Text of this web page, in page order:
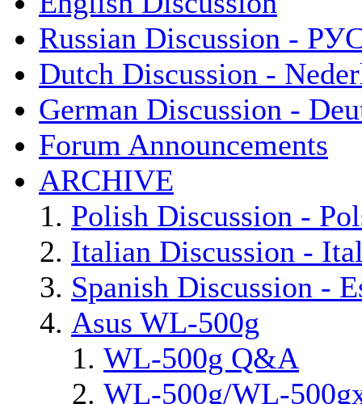
Russian Discussion -
Dutch Discussion -
German Discussion -
Forum Announcements
ARCHIVE
Polish Discussion -
Italian Discussion -
Spanish Discussion -
Asus WL-500g
WL-500g Q&A
WL-500g/WL-